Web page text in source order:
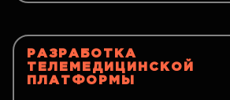
РАЗРАБОТКА
ТЕЛЕМЕДИЦИНСКОЙ
ПЛАТФОРМЫ